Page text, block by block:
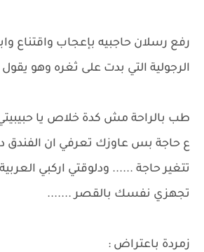
رفع رسلان حاجبيه بإعجاب واقتناع
الرجولية التي بدت على ثغره وهو يقول
طب بالراحة مش كدة خلاص يا
ع حاجة بس عاوزك تعرفي ان الفندق
تتغير حاجة ...... ودلوقتي اركبي
تجهزي نفسك بالقصر .......
زمردة باعتراض :